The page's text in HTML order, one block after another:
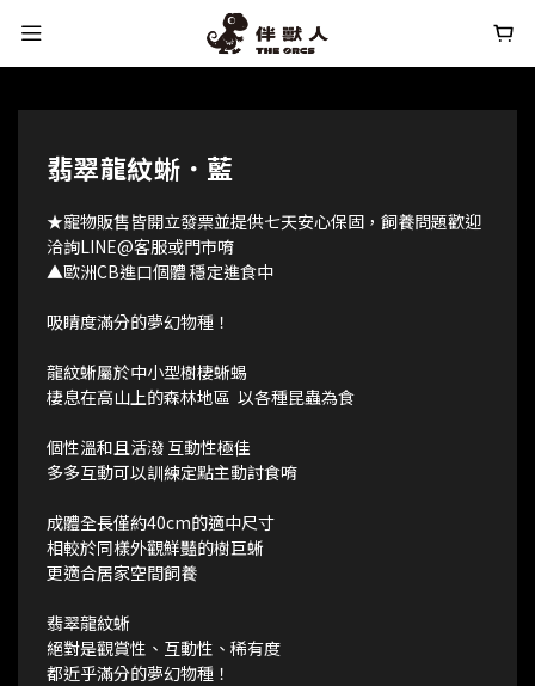
翡翠龍紋蜥．藍
★寵物販售皆開立發票並提供七天安心保固，飼養問題歡迎
洽詢LINE@客服或門市唷
▲歐洲CB進口個體 穩定進食中
吸睛度滿分的夢幻物種！
龍紋蜥屬於中小型樹棲蜥蜴
棲息在高山上的森林地區  以各種昆蟲為食
個性溫和且活潑 互動性極佳
多多互動可以訓練定點主動討食唷
成體全長僅約40cm的適中尺寸
相較於同樣外觀鮮豔的樹巨蜥
更適合居家空間飼養
翡翠龍紋蜥
絕對是觀賞性、互動性、稀有度
都近乎滿分的夢幻物種！